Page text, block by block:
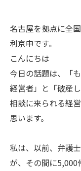
名古屋を拠点に全
利京申です。
こんにちは
今日の話題は、「
経営者」と「破産
相談に来られる経
思います。
私は、以前、弁護
が、その間に5,000